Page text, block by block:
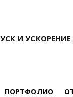
И
ПОРТФОЛИО